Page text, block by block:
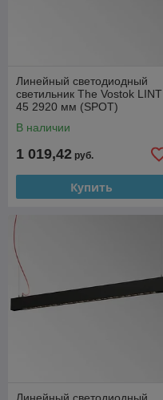
Линейный светодиодный
светильник The Vostok LINT
45 2920 мм (SPOT)
В наличии
1 019,42 руб.
Купить